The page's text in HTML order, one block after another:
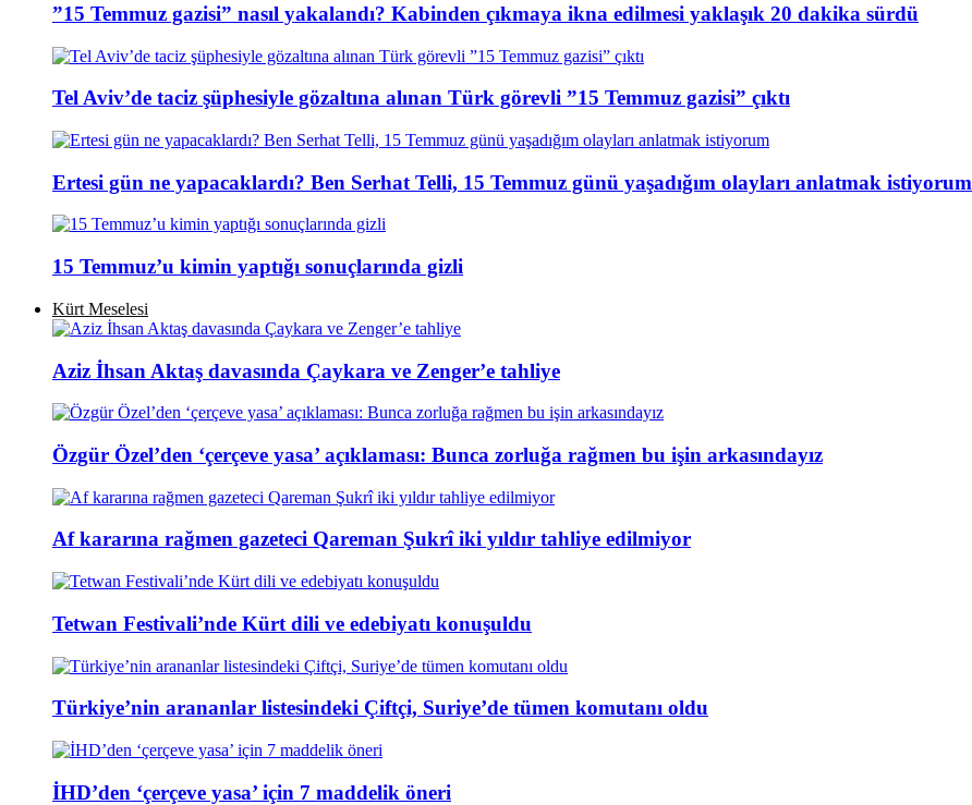
”15 Temmuz gazisi” nasıl yakalandı? Kabinden çıkmaya ikna edilmesi yaklaşık 20 dakika sürdü
Tel Aviv’de taciz şüphesiyle gözaltına alınan Türk görevli ”15 Temmuz gazisi” çıktı
Ertesi gün ne yapacaklardı? Ben Serhat Telli, 15 Temmuz günü yaşadığım olayları anlatmak istiyorum
15 Temmuz’u kimin yaptığı sonuçlarında gizli
Kürt Meselesi
Aziz İhsan Aktaş davasında Çaykara ve Zenger’e tahliye
Özgür Özel’den ‘çerçeve yasa’ açıklaması: Bunca zorluğa rağmen bu işin arkasındayız
Af kararına rağmen gazeteci Qareman Şukrî iki yıldır tahliye edilmiyor
Tetwan Festivali’nde Kürt dili ve edebiyatı konuşuldu
Türkiye’nin arananlar listesindeki Çiftçi, Suriye’de tümen komutanı oldu
İHD’den ‘çerçeve yasa’ için 7 maddelik öneri